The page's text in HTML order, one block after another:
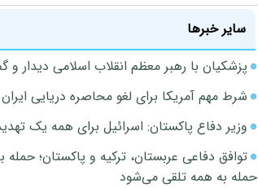
سایر خبرها
پزشکیان با رهبر معظم انقلاب اسلامی دیدار و
شرط مهم آمریکا برای لغو محاصره دریایی ایران
وزیر دفاع پاکستان: اسرائیل برای همه یک
توافق دفاعی عربستان، ترکیه و پاکستان؛
حمله به همه تلقی می‌شود